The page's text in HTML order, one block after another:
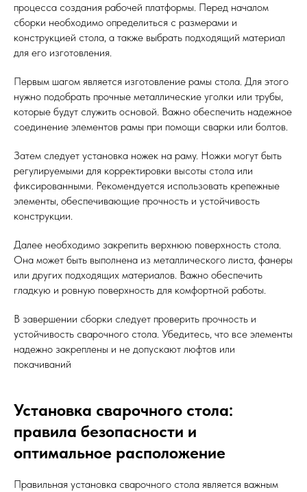
процесса создания рабочей платформы. Перед началом
сборки необходимо определиться с размерами и
конструкцией стола, а также выбрать подходящий материал
для его изготовления.
Первым шагом является изготовление рамы стола. Для этого
нужно подобрать прочные металлические уголки или трубы,
которые будут служить основой. Важно обеспечить надежное
соединение элементов рамы при помощи сварки или болтов.
Затем следует установка ножек на раму. Ножки могут быть
регулируемыми для корректировки высоты стола или
фиксированными. Рекомендуется использовать крепежные
элементы, обеспечивающие прочность и устойчивость
конструкции.
Далее необходимо закрепить верхнюю поверхность стола.
Она может быть выполнена из металлического листа, фанеры
или других подходящих материалов. Важно обеспечить
гладкую и ровную поверхность для комфортной работы.
В завершении сборки следует проверить прочность и
устойчивость сварочного стола. Убедитесь, что все элементы
надежно закреплены и не допускают люфтов или
покачиваний
Установка сварочного стола:
правила безопасности и
оптимальное расположение
Правильная установка сварочного стола является важным